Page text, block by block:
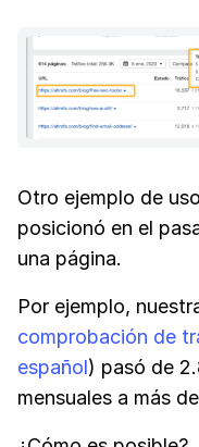
Otro ejemplo de
posicionó en el
una página.
Por ejemplo,
comprobación de
español) pasó de
mensuales a más